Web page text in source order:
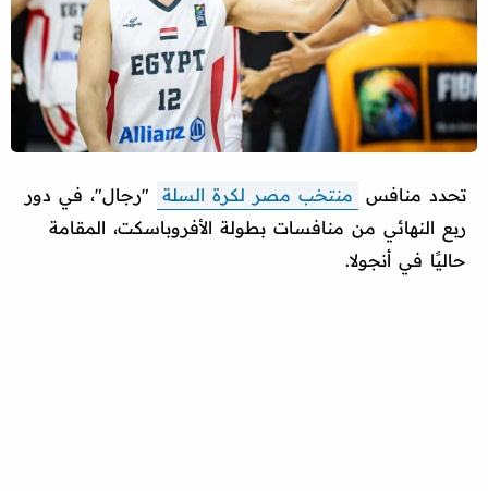
تحدد منافس منتخب مصر لكرة السلة
"رجال"، في دور
ربع النهائي من منافسات بطولة الأفروباسكت، المقامة
حاليًا في أنجولا.